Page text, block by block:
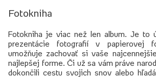
Fotokniha
Fotokniha je viac než len album. Je to
prezentácie fotografií v papierovej
umožňuje zachovať si vaše
najlepšej forme. Či už sa vám práve
dokončili cestu svojich snov alebo